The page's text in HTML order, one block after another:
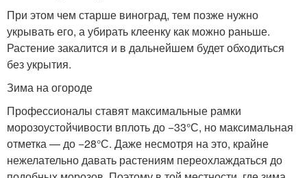
При этом чем старше виноград, тем позже нужно
укрывать его, а убирать клеенку как можно раньше.
Растение закалится и в дальнейшем будет обходиться
без укрытия.
Зима на огороде
Профессионалы ставят максимальные рамки
морозоустойчивости вплоть до −33°С, но максимальная
отметка — до −28°С. Даже несмотря на это, крайне
нежелательно давать растениям переохлаждаться до